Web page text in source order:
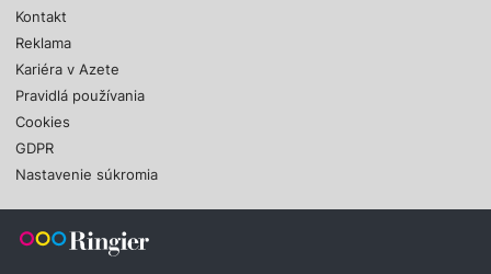
Kontakt
Reklama
Kariéra v Azete
Pravidlá používania
Cookies
GDPR
Nastavenie súkromia